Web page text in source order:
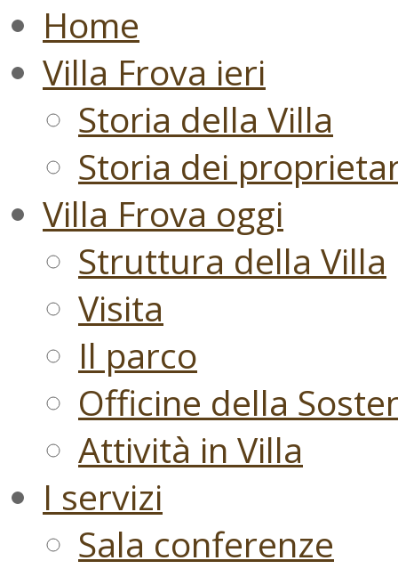
Home
Villa Frova ieri
Storia della Villa
Storia dei
Villa Frova oggi
Struttura della Villa
Visita
Il parco
Officine della
Attività in Villa
I servizi
Sala conferenze